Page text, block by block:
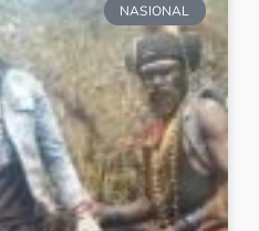
NASIONAL